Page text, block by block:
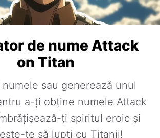
de nume Attack
on Titan
sau generează unul
a-ți obține numele Attack
ți spiritul eroic și
te să lupți cu Titanii!